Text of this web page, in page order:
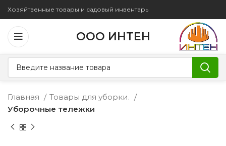
Хозяйтвенные товары и садовый инвентарь
ООО ИНТЕН
Главная
Товары для уборки.
Уборочные тележки